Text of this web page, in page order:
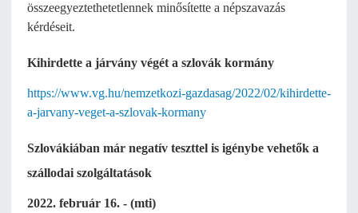
összeegyeztethetetlennek minősítette a népszavazás
kérdéseit.
Kihirdette a járvány végét a szlovák kormány
https://www.vg.hu/nemzetkozi-gazdasag/2022/02/kihirdette-
a-jarvany-veget-a-szlovak-kormany
Szlovákiában már negatív teszttel is igénybe vehetők a
szállodai szolgáltatások
2022. február 16. - (mti)